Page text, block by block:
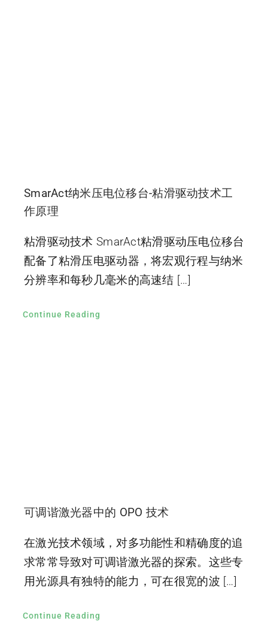
SmarAct纳米压电位移台-粘滑驱动技术工
作原理
粘滑驱动技术 SmarAct粘滑驱动压电位移台
配备了粘滑压电驱动器，将宏观行程与纳米
分辨率和每秒几毫米的高速结 […]
Continue Reading
可调谐激光器中的 OPO 技术
在激光技术领域，对多功能性和精确度的追
求常常导致对可调谐激光器的探索。这些专
用光源具有独特的能力，可在很宽的波 […]
Continue Reading